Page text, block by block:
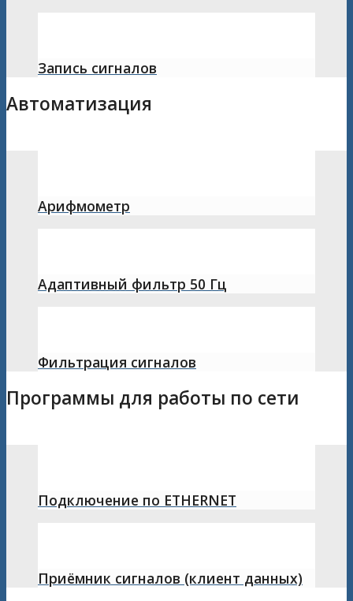
Запись сигналов
Автоматизация
Арифмометр
Адаптивный фильтр 50 Гц
Фильтрация сигналов
Программы для работы по сети
Подключение по ETHERNET
Приёмник сигналов (клиент данных)